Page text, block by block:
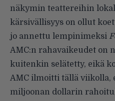
näkymin teattereihin
kärsivällisyys on ollut
jo annettu lempinimeksi
AMC:n rahavaikeudet on
kuitenkin selätetty, eikä
AMC ilmoitti tällä viikolla,
miljoonan dollarin